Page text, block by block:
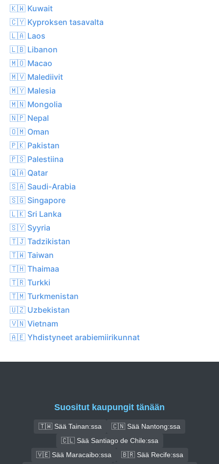
🇰🇼 Kuwait
🇨🇾 Kyproksen tasavalta
🇱🇦 Laos
🇱🇧 Libanon
🇲🇴 Macao
🇲🇻 Malediivit
🇲🇾 Malesia
🇲🇳 Mongolia
🇳🇵 Nepal
🇴🇲 Oman
🇵🇰 Pakistan
🇵🇸 Palestiina
🇶🇦 Qatar
🇸🇦 Saudi-Arabia
🇸🇬 Singapore
🇱🇰 Sri Lanka
🇸🇾 Syyria
🇹🇯 Tadzikistan
🇹🇼 Taiwan
🇹🇭 Thaimaa
🇹🇷 Turkki
🇹🇲 Turkmenistan
🇺🇿 Uzbekistan
🇻🇳 Vietnam
🇦🇪 Yhdistyneet arabiemiirikunnat
Suositut kaupungit tänään
🇹🇼 Sää Tainan:ssa
🇨🇳 Sää Nantong:ssa
🇨🇱 Sää Santiago de Chile:ssa
🇻🇪 Sää Maracaibo:ssa
🇧🇷 Sää Recife:ssa